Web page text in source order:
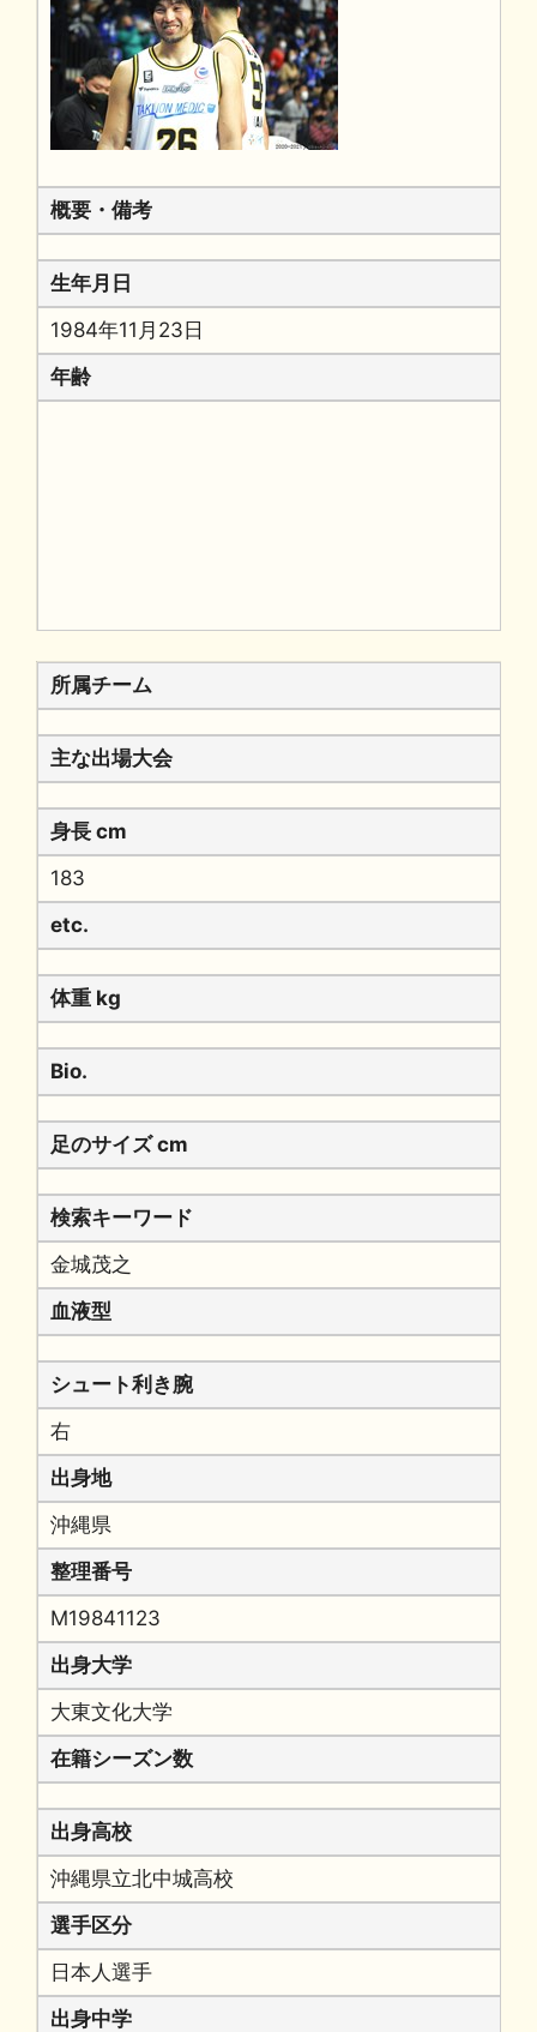
概要・備考
生年月日
1984年11月23日
年齢
所属チーム
主な出場大会
身長 cm
183
etc.
体重 kg
Bio.
足のサイズ cm
検索キーワード
金城茂之
血液型
シュート利き腕
右
出身地
沖縄県
整理番号
M19841123
出身大学
大東文化大学
在籍シーズン数
出身高校
沖縄県立北中城高校
選手区分
日本人選手
出身中学